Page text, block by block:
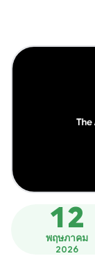
12
พฤษภาคม
2026